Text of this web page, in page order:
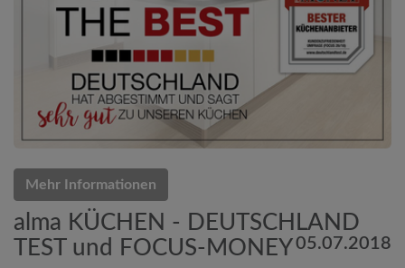
Mehr Informationen
alma KÜCHEN - DEUTSCHLAND
TEST und FOCUS-MONEY05.07.2018